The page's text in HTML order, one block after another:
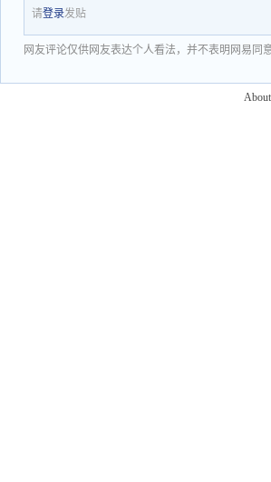
请登录发贴
网友评论仅供网友表达个人看法，并不表明网易同